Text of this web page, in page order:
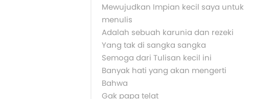
Mewujudkan Impian kecil saya untuk
menulis
Adalah sebuah karunia dan rezeki
Yang tak di sangka sangka
Semoga dari Tulisan kecil ini
Banyak hati yang akan mengerti
Bahwa
Gak papa telat